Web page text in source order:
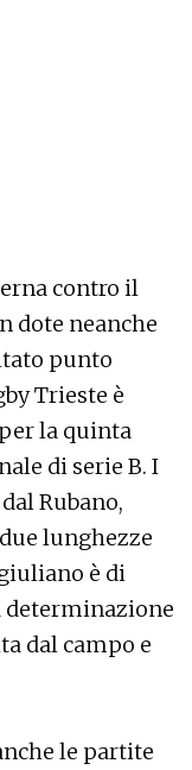
contro il
dote neanche
punto
Trieste è
la quinta
di serie B. I
Rubano,
lunghezze
è di
determinazione
dal campo e
le partite